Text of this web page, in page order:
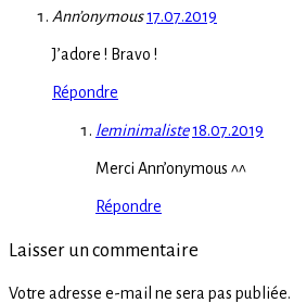
Ann’onymous17.07.2019
J’adore ! Bravo !
Répondre
leminimaliste18.07.2019
Merci Ann’onymous ^^
Répondre
Laisser un commentaire
Votre adresse e-mail ne sera pas publiée.